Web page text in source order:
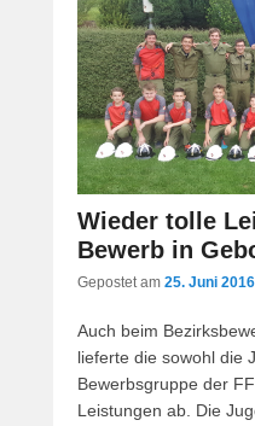
Wieder tolle
Bewerb in
Gepostet am 25. Juni 2016
Auch beim
lieferte die sowohl die
Bewerbsgruppe der
Leistungen ab. Die